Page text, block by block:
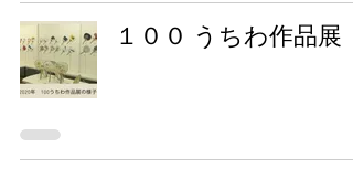
１００ うちわ作品展